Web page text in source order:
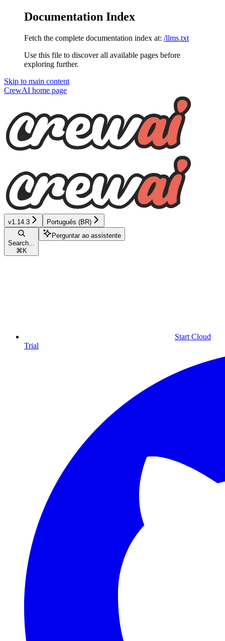
Documentation Index
Fetch the complete documentation index at: /llms.txt
Use this file to discover all available pages before
exploring further.
Skip to main content
CrewAI home page
v1.14.3 Português (BR)
Search...
⌘ K
Perguntar ao assistente
Start Cloud
Trial